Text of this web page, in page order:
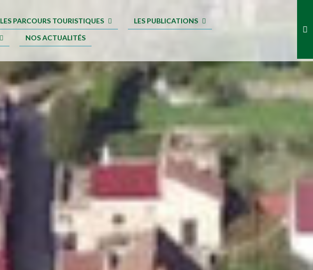
LES PARCOURS TOURISTIQUES
LES PUBLICATIONS
NOS ACTUALITÉS .